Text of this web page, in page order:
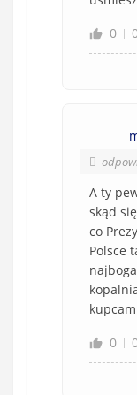
0
A ty
skąd
co
Polsce
0